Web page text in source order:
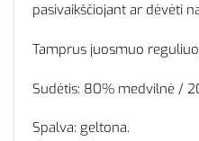
pasivaikščiojant ar dėvėti
Tamprus juosmuo
Sudėtis: 80% medvilnė /
Spalva: geltona.